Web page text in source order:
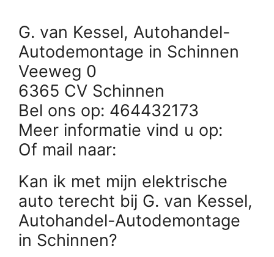
G. van Kessel, Autohandel-
Autodemontage in Schinnen
Veeweg 0
6365 CV Schinnen
Bel ons op: 464432173
Meer informatie vind u op:
Of mail naar:
Kan ik met mijn elektrische
auto terecht bij G. van Kessel,
Autohandel-Autodemontage
in Schinnen?